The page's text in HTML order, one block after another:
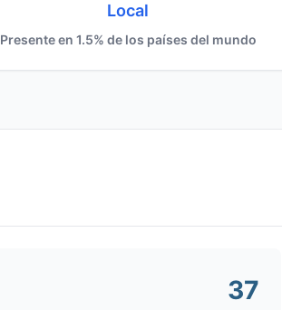
Local
Presente en 1.5% de los países del mundo
37